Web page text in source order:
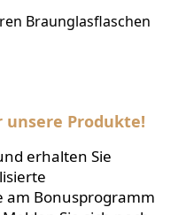
Braunglasflaschen
unsere Produkte!
erhalten Sie
am Bonusprogramm